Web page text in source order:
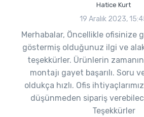
Hatice Kurt
19 Aralık 2023,
Merhabalar, Öncellikle ofisinize
göstermiş olduğunuz ilgi ve
teşekkürler. Ürünlerin
montajı gayet başarılı. Soru
oldukça hızlı. Ofis
düşünmeden sipariş
Teşekkürler